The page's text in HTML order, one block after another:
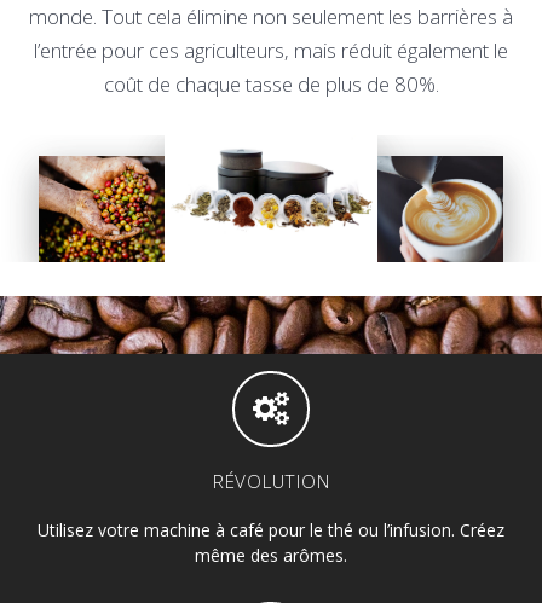
monde. Tout cela élimine non seulement les barrières à
l’entrée pour ces agriculteurs, mais réduit également le
coût de chaque tasse de plus de 80%.
RÉVOLUTION
Utilisez votre machine à café pour le thé ou l’infusion. Créez
même des arômes.